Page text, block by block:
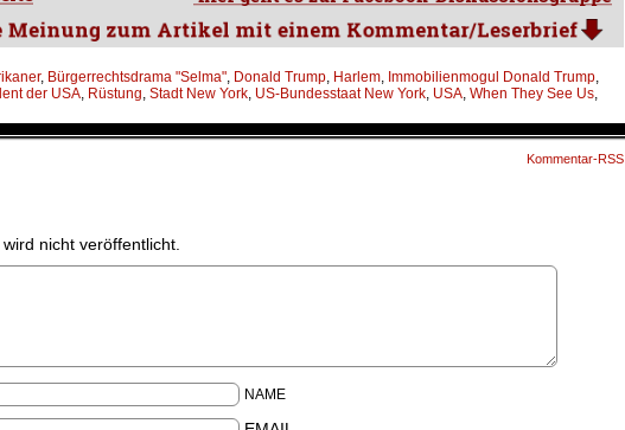
, Bürgerrechtsdrama "Selma" Donald Trump Harlem Immobilienmogul Donald Trump
der USA Rüstung Stadt New York US-Bundesstaat New York USA When They See Us
Kommentar-RSS
nicht veröffentlicht.
NAME